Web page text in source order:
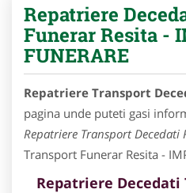
Repatriere
Funerar Resita -
FUNERARE
Repatriere Transport
pagina unde puteti gasi
Repatriere Transport Decedati
Transport Funerar Resita -
Repatriere